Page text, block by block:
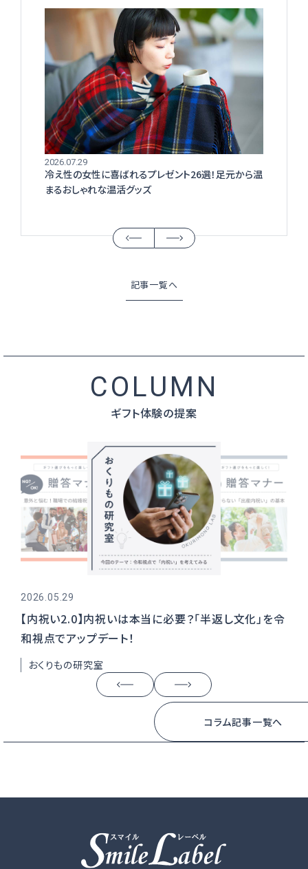
2026.07.29
冷え性の女性に喜ばれるプレゼント26選！足元から温
まるおしゃれな温活グッズ
記事一覧へ
ギフト体験の提案
2026.05.29
【内祝い2.0】内祝いは本当に必要？「半返し文化」を令
和視点でアップデート！
おくりもの研究室
コラム記事一覧へ